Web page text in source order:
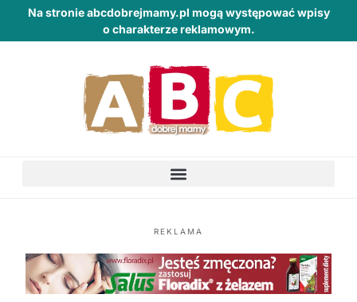
Na stronie abcdobrejmamy.pl mogą występować wpisy
o charakterze reklamowym.
REKLAMA